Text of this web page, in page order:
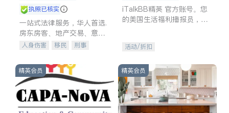
执照已核实
一站式法律服务，华人首选.
房东房客、地产交易、意外
伤害、车祸重伤、商业诉
建筑合同、刑事案件全包办
人身伤害 移民
刑事
信托/遗嘱
商业
索赔
律师-其它 保释
iTalkBB精英 官方账号。您
的美国生活福利播报员，精
专属福利。
活动/折扣
精英会员 精英会员